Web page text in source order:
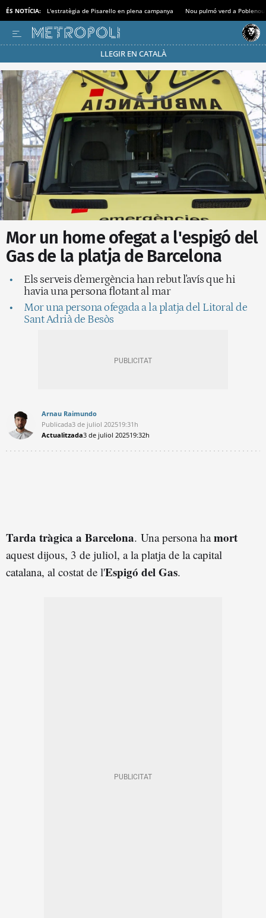
ÉS NOTÍCIA: L'estratègia de Pisarello en plena campanya Nou pulmó verd a Poblenou
LLEGIR EN CATALÀ
Passa’t al mode estalvi
Mor un home ofegat a l'espigó del
Gas de la platja de Barcelona
Els serveis d'emergència han rebut l'avís que hi
havia una persona flotant al mar
Mor una persona ofegada a la platja del Litoral de
Sant Adrià de Besòs
Arnau Raimundo
Publicada3 de juliol 202519:31h
Actualitzada3 de juliol 202519:32h
Tarda tràgica a Barcelona. Una persona hamort
aquest dijous, 3 de juliol, a la platja de la capital
catalana, al costat de l'Espigó del Gas.